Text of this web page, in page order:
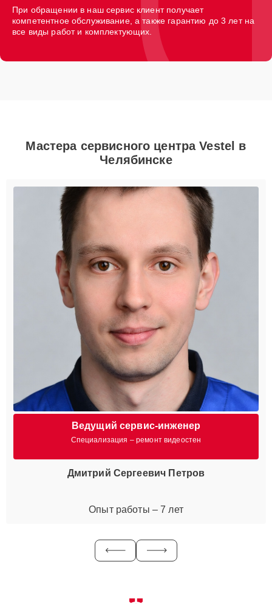
При обращении в наш сервис клиент получает
компетентное обслуживание, а также гарантию до 3 лет на
все виды работ и комплектующих.
Мастера сервисного центра Vestel в
Челябинске
Ведущий сервис-инженер
Специализация – ремонт видеостен
Дмитрий Сергеевич Петров
Опыт работы – 7 лет